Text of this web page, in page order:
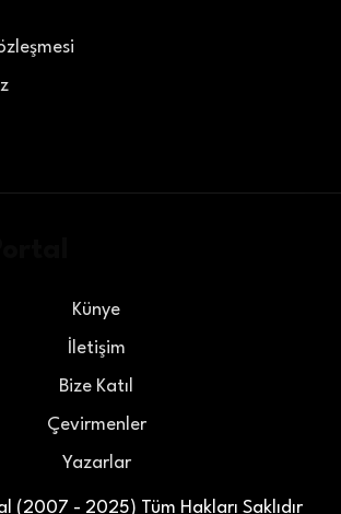
(2007 - 2025) Tüm Hakları Saklıdır
Künye
İletişim
Bize Katıl
Çevirmenler
Yazarlar